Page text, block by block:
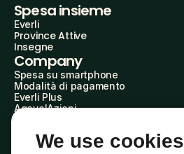
Spesa insieme
Everli
Province Attive
Insegne
Company
Spesa su smartphone
Modalità di pagamento
Everli Plus
AgevolAzioni
Everli Shoppers
We use cookies